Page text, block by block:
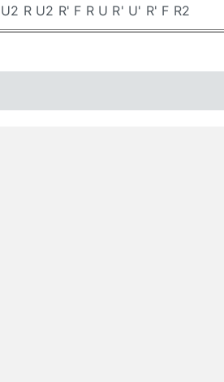
R U2 R' F R U R' U' R' F R2